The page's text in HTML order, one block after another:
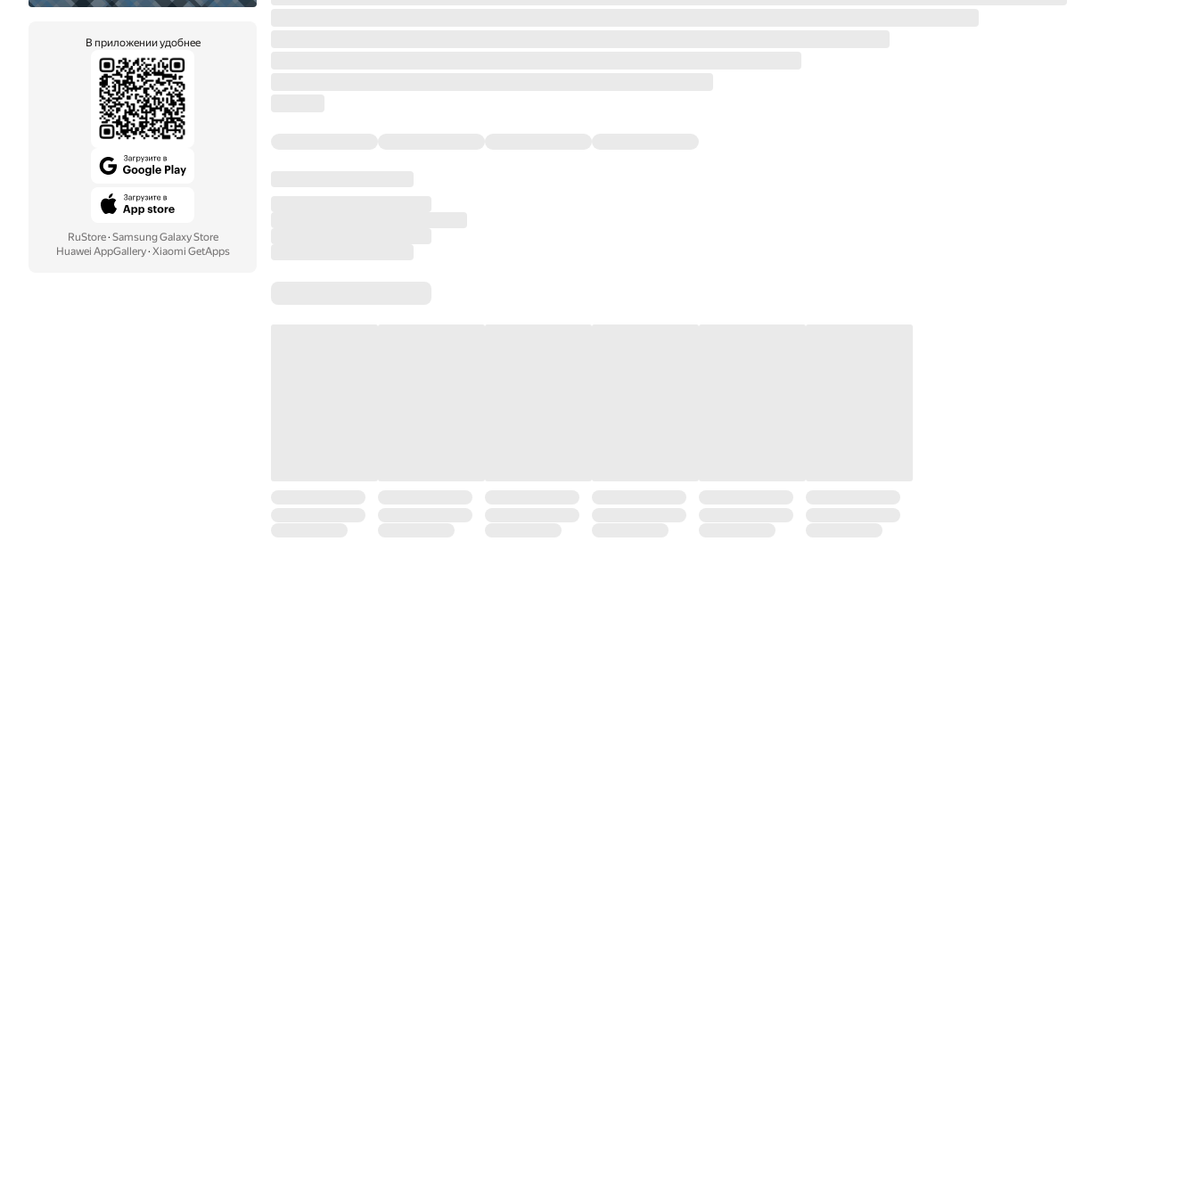
В приложении удобнее
RuStore· Samsung Galaxy Store
Huawei AppGallery· Xiaomi GetApps